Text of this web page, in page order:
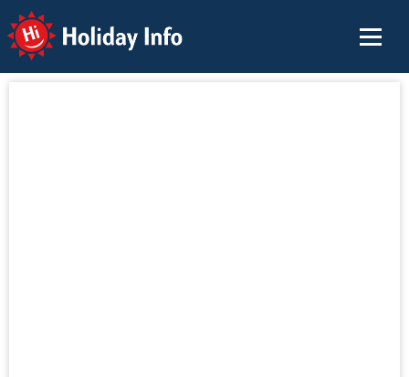
Holiday Info